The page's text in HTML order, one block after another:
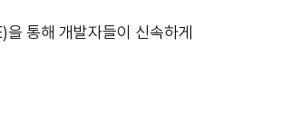
통해 개발자들이 신속하게